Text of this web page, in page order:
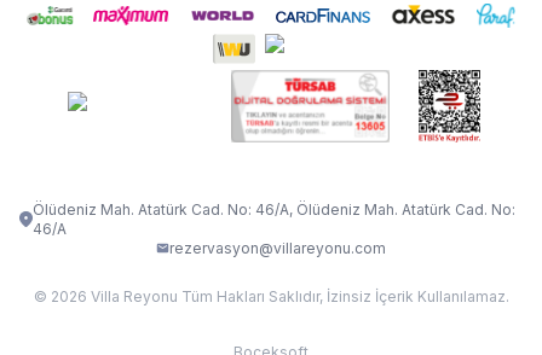
VILLA ADRIMA 1
VİLLA TİAMO VİLLA ZEYTİN DALI
VILLA ELMALI
Ölüdeniz Mah. Atatürk Cad. No: 46/A, Ölüdeniz Mah. Atatürk Cad. No:
46/A
rezervasyon@villareyonu.com
© 2026 Villa Reyonu Tüm Hakları Saklıdır, İzinsiz İçerik Kullanılamaz.